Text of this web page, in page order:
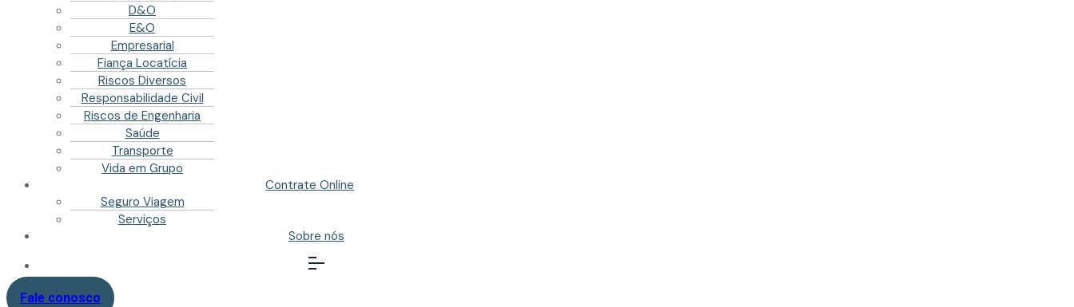
D&O
E&O
Empresarial
Fiança Locatícia
Riscos Diversos
Responsabilidade Civil
Riscos de Engenharia
Saúde
Transporte
Vida em Grupo
Contrate Online
Seguro Viagem
Serviços
Sobre nós
Fale conosco